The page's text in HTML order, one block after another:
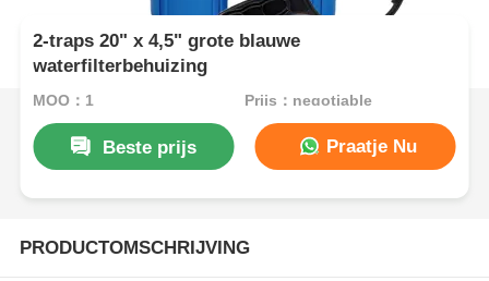
2-traps 20" x 4,5" grote blauwe
waterfilterbehuizing
MOQ：1 Prijs：negotiable
Beste prijs Praatje Nu
PRODUCTOMSCHRIJVING